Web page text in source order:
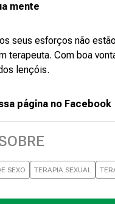
mente
seus esforços não
terapeuta. Com boa
lençóis.
página no Facebook
SEXO TERAPIA SEXUAL